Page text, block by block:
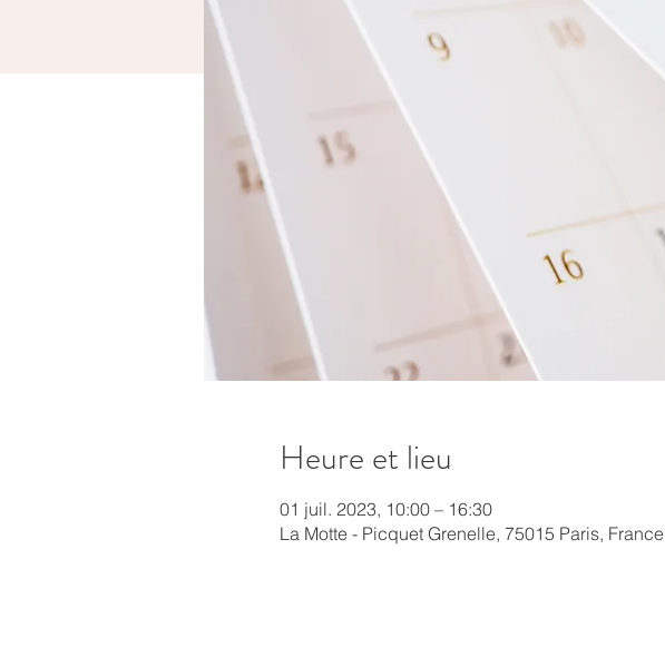
Heure et lieu
01 juil. 2023, 10:00 – 16:30
La Motte - Picquet Grenelle, 75015 Paris, France